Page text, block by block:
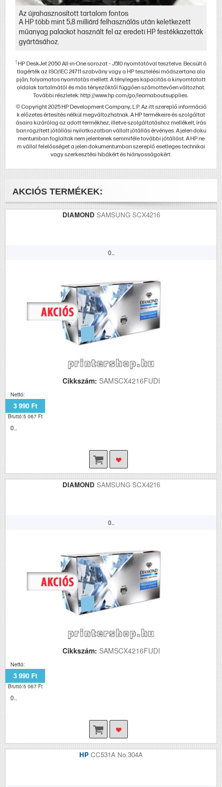
Az újrahasznosított tartalom fontos
A HP több mint 5,8 milliárd felhasználás után keletkezett
műanyag palackot használt fel az eredeti HP festékkazetták
gyártásához.
1 HP DeskJet 2050 All-in-One sorozat – J510 nyomtatóval tesztelve. Becsült á
tlagérték az ISO/IEC 24711 szabvány vagy a HP tesztelési módszertana ala
pján, folyamatos nyomtatás mellett. A tényleges kapacitás a kinyomtatott
oldalak tartalmától és más tényezőktől függően számottevően változhat.
További részletek: http://www.hp.com/go/learnaboutsupplies.
© Copyright 2025 HP Development Company, L.P. Az itt szereplő információ
k előzetes értesítés nélkül megváltozhatnak. A HP termékeire és szolgáltat
ásaira kizárólag az adott termékhez, illetve szolgáltatáshoz mellékelt, írás
ban rögzített jótállási nyilatkozatban vállalt jótállás érvényes. A jelen doku
mentumban foglaltak nem jelentenek semmiféle további jótállást. A HP ne
m vállal felelősséget a jelen dokumentumban szereplő esetleges technikai
vagy szerkesztési hibákért és hiányosságokért.
AKCIÓS TERMÉKEK:
DIAMOND SAMSUNG SCX4216
0..
Cikkszám: SAMSCX4216FUDI
Nettó:
3 990 Ft
Bruttó:5 067 Ft
0..
DIAMOND SAMSUNG SCX4216
0..
Cikkszám: SAMSCX4216FUDI
Nettó:
3 990 Ft
Bruttó:5 067 Ft
0..
HP CC531A No.304A